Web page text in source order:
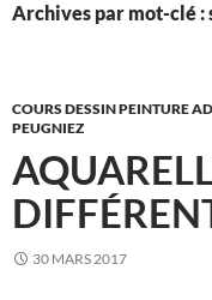
Archives par mot-clé :
COURS DESSIN PEINTURE
PEUGNIEZ
30 MARS 2017